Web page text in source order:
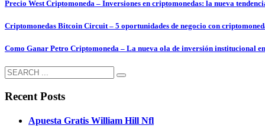
Precio West Criptomoneda – Inversiones en criptomonedas: la nueva
Criptomonedas Bitcoin Circuit – 5 oportunidades de negocio con
Como Ganar Petro Criptomoneda – La nueva ola de inversión institucional
Recent Posts
Apuesta Gratis William Hill Nfl